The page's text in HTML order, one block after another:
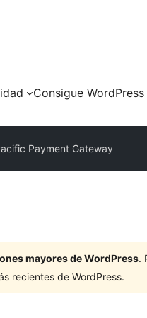
Consigue WordPress
Payment Gateway
mayores de WordPress.
recientes de WordPress.